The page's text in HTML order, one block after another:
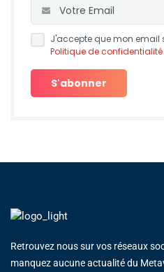
J'accepte que mon email
Politique de confidentialité
Retrouvez nous sur vos réseaux
manquez aucune actualité du